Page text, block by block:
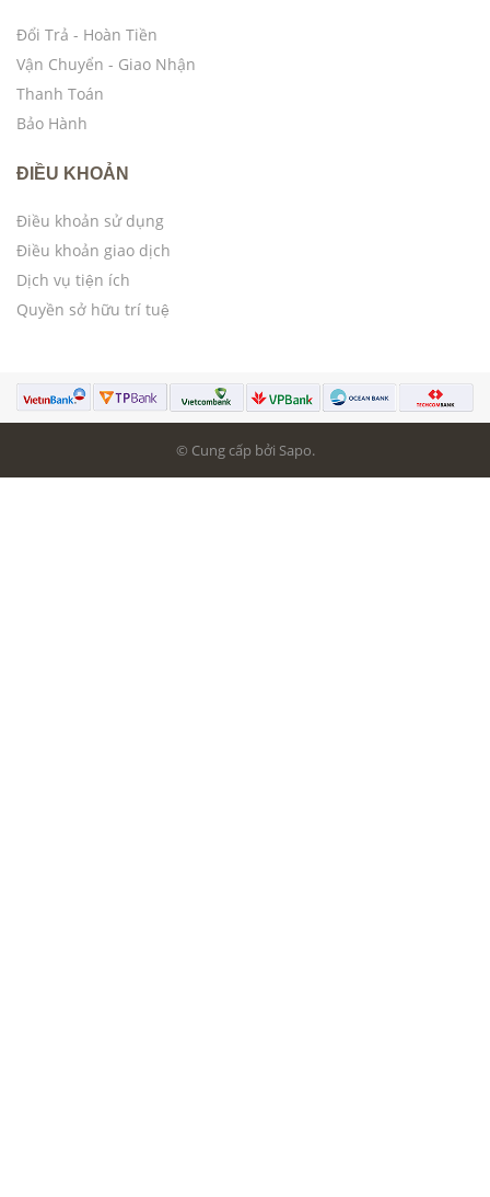
Đổi Trả - Hoàn Tiền
Vận Chuyển - Giao Nhận
Thanh Toán
Bảo Hành
ĐIỀU KHOẢN
Điều khoản sử dụng
Điều khoản giao dịch
Dịch vụ tiện ích
Quyền sở hữu trí tuệ
© Cung cấp bởi Sapo.